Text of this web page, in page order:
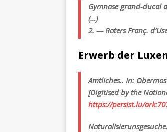
Gymnase grand-ducal
(…)
2. — Raters Franç.
Erwerb der
Amtliches.. In:
[Digitised by the
https://persist.lu/